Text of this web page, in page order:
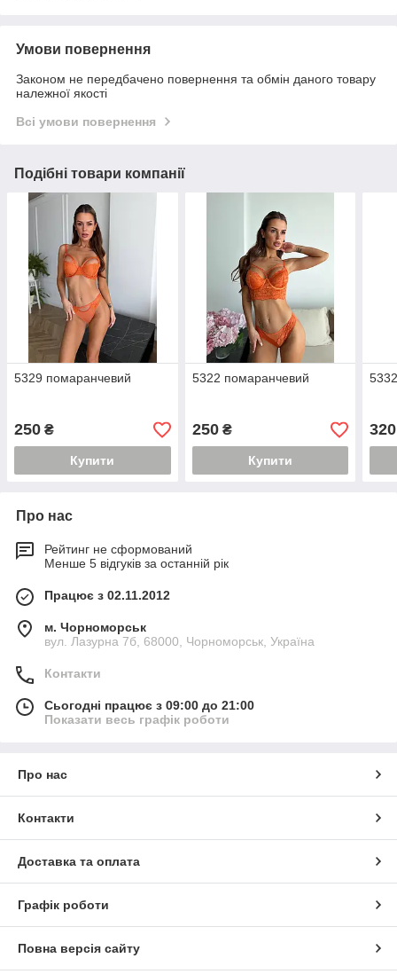
Умови повернення
Законом не передбачено повернення та обмін даного товару
належної якості
Всі умови повернення
Подібні товари компанії
5329 помаранчевий
250 ₴
Купити
5322 помаранчевий
250₴
Купити
320
Про нас
Рейтинг не сформований
Менше 5 відгуків за останній рік
Працює з 02.11.2012
м. Чорноморськ
вул. Лазурна 7б, 68000, Чорноморськ, Україна
Контакти
Сьогодні працює з 09:00 до 21:00
Показати весь графік роботи
Про нас
Контакти
Доставка та оплата
Графік роботи
Повна версія сайту